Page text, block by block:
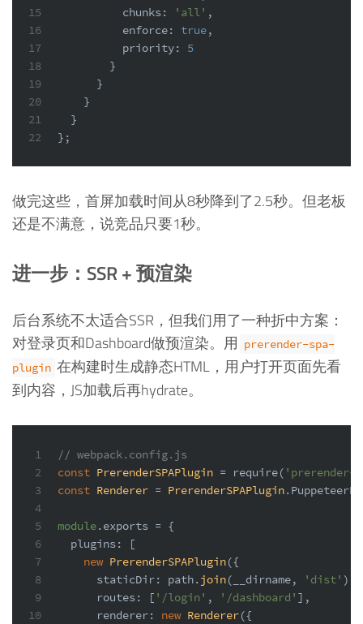
15
16
17
18
19
20
21
22
chunks: 'all' ,
enforce: true,
priority: 5
        }
      }
    }
  }
};
做完这些，首屏加载时间从8秒降到了2.5秒。但老板
还是不满意，说竞品只要1秒。
进一步：SSR + 预渲染
后台系统不太适合SSR，但我们用了一种折中方案：
对登录页和Dashboard做预渲染。用 prerender-spa-
plugin 在构建时生成静态HTML，用户打开页面先看
到内容，JS加载后再hydrate。
1
2
3
4
5
6
7
8
9
10
// webpack.config.js
const PrerenderSPAPlugin = require( 'prerender-
const Renderer = PrerenderSPAPlugin.
module. exports = {
plugins: [
new PrerenderSPAPlugin({
staticDir: path. join(__dirname, 'dist' ),
routes: [ '/login' , '/dashboard' ],
renderer: new Renderer({